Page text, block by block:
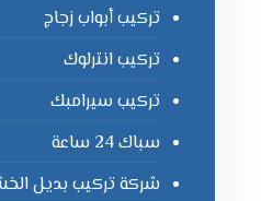
تركيب أبواب زجاج
تركيب انترلوك
تركيب سيرامبك
سباك 24 ساعة
شركة تركيب بديل